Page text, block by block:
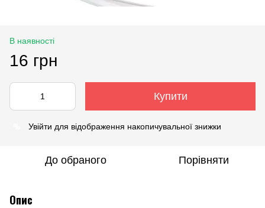
В наявності
16 грн
Купити
Увійти для відображення накопичувальної знижки
До обраного Порівняти
Опис